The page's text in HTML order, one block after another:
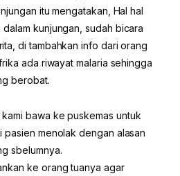
itu mengatakan, Hal hal
kunjungan, sudah bicara
di tambahkan info dari orang
ada riwayat malaria sehingga
berobat.
bawa ke puskemas untuk
pasien menolak dengan alasan
sbelumnya.
ke orang tuanya agar